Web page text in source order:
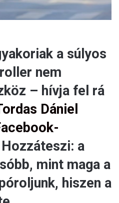
a súlyos
nem
– hívja fel rá
Dániel
a
mint maga a
hiszen a